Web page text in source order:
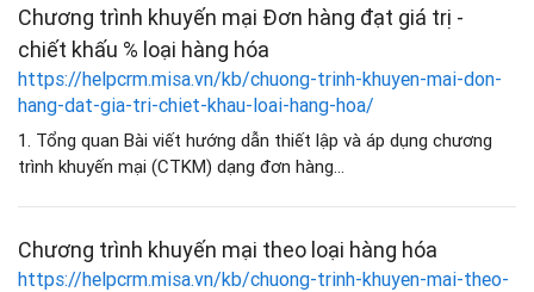
Chương trình khuyến mại Đơn hàng đạt giá trị -
chiết khấu % loại hàng hóa
https://helpcrm.misa.vn/kb/chuong-trinh-khuyen-mai-don-
hang-dat-gia-tri-chiet-khau-loai-hang-hoa/
1. Tổng quan Bài viết hướng dẫn thiết lập và áp dụng chương
trình khuyến mại (CTKM) dạng đơn hàng...
Chương trình khuyến mại theo loại hàng hóa
https://helpcrm.misa.vn/kb/chuong-trinh-khuyen-mai-theo-